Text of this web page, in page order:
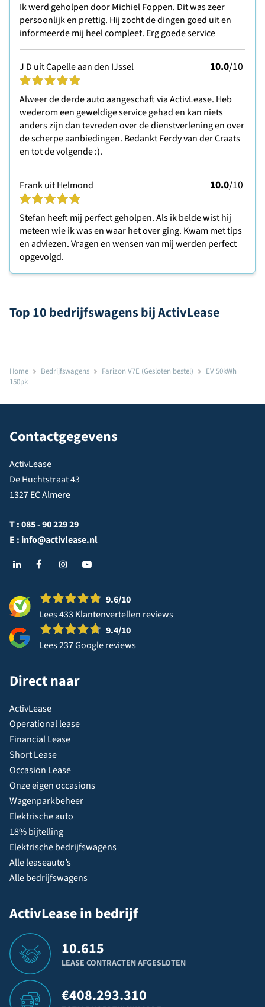
Ik werd geholpen door Michiel Foppen. Dit was zeer
persoonlijk en prettig. Hij zocht de dingen goed uit en
informeerde mij heel compleet. Erg goede service
J D uit Capelle aan den IJssel 10.0/10
Alweer de derde auto aangeschaft via ActivLease. Heb
wederom een geweldige service gehad en kan niets
anders zijn dan tevreden over de dienstverlening en over
de scherpe aanbiedingen. Bedankt Ferdy van der Craats
en tot de volgende :).
Frank uit Helmond 10.0/10
Stefan heeft mij perfect geholpen. Als ik belde wist hij
meteen wie ik was en waar het over ging. Kwam met tips
en adviezen. Vragen en wensen van mij werden perfect
opgevolgd.
Top 10 bedrijfswagens bij ActivLease
Home Bedrijfswagens Farizon V7E (Gesloten bestel)
EV 50kWh
150pk
Contactgegevens
ActivLease
De Huchtstraat 43
1327 EC Almere
T :085 - 90 229 29
E : info@activlease.nl
9.6/10
Lees 433 Klantenvertellen reviews
9.4/10
Lees 237 Google reviews
Direct naar
ActivLease
Operational lease
Financial Lease
Short Lease
Occasion Lease
Onze eigen occasions
Wagenparkbeheer
Elektrische auto
18% bijtelling
Elektrische bedrijfswagens
Alle leaseauto’s
Alle bedrijfswagens
ActivLease in bedrijf
10.615
LEASE CONTRACTEN AFGESLOTEN
€408.293.310